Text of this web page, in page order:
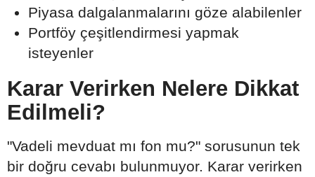
Piyasa dalgalanmalarını göze alabilenler
Portföy çeşitlendirmesi yapmak
isteyenler
Karar Verirken Nelere Dikkat
Edilmeli?
"Vadeli mevduat mı fon mu?" sorusunun tek
bir doğru cevabı bulunmuyor. Karar verirken